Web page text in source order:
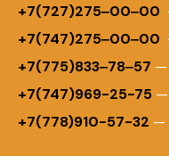
+7(727)275‒00‒00
+7(747)275‒00‒00
+7(775)833‒78‒57 —
+7(747)969-25-75 —
+7(778)910-57-32 —